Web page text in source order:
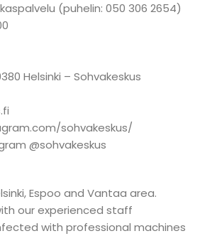
(puhelin: 050 306 2654)
Helsinki – Sohvakeskus
sohvakeskus/
@sohvakeskus
Espoo and Vantaa area.
our experienced staff
with professional machines